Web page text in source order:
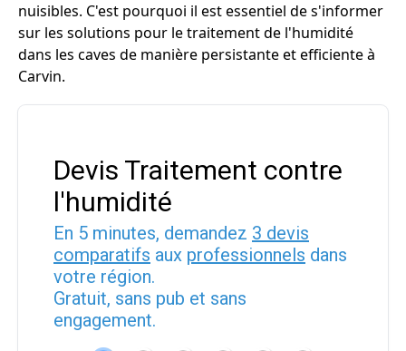
nuisibles. C'est pourquoi il est essentiel de s'informer
sur les solutions pour le traitement de l'humidité
dans les caves de manière persistante et efficiente à
Carvin.
Devis Traitement contre
l'humidité
En 5 minutes, demandez 3 devis
comparatifs aux professionnels dans
votre région.
Gratuit, sans pub et sans
engagement.